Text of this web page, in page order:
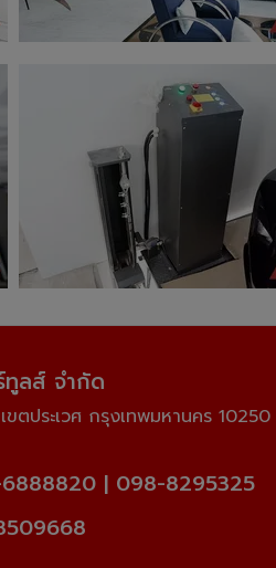
ทูลส์ จํากัด
ขตประเวศ กรุงเทพมหานคร 10250
| 098-8295325